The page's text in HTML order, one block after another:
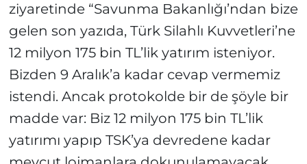
ziyaretinde “Savunma Bakanlığı’ndan bize
gelen son yazıda, Türk Silahlı Kuvvetleri’ne
12 milyon 175 bin TL’lik yatırım isteniyor.
Bizden 9 Aralık’a kadar cevap vermemiz
istendi. Ancak protokolde bir de şöyle bir
madde var: Biz 12 milyon 175 bin TL’lik
yatırımı yapıp TSK’ya devredene kadar